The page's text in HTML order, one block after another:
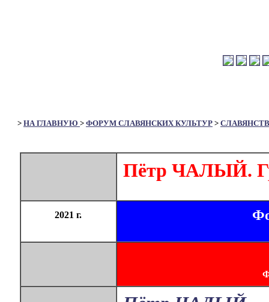
> НА ГЛАВНУЮ > ФОРУМ СЛАВЯНСКИХ КУЛЬТУР >
Пётр ЧАЛЫЙ.
2021 г.